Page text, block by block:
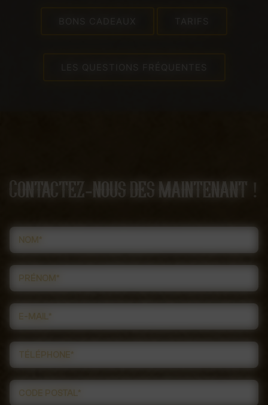
Contactez-nous des maintenant !
NOM*
PRÉNOM*
E-MAIL*
TÉLÉPHONE*
CODE POSTAL*